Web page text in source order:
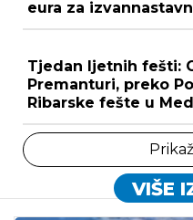
eura za
Tjedan ljetnih fešti:
Premanturi, preko
Ribarske fešte u
VIŠE